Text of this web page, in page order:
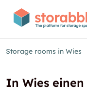
Storage rooms in Wies
In Wies